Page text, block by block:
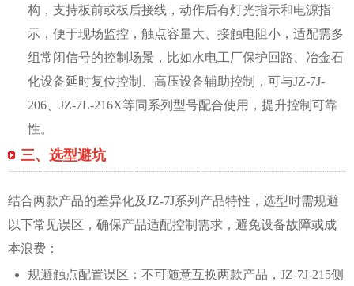
构，支持板前或板后接线，动作后有灯光指示和电源指
示，便于现场监控，触点容量大、接触电阻小，适配需多
组常闭信号的控制场景，比如水电工厂保护回路、冶金石
化设备延时复位控制、高压设备辅助控制，可与JZ-7J-
206、JZ-7L-216X等同系列型号配合使用，提升控制可靠
性。
三、选型避坑
结合两款产品的差异化及JZ-7J系列产品特性，选型时需规避
以下常见误区，确保产品适配控制需求，避免设备故障或成
本浪费：
规避触点配置误区：不可随意互换两款产品，JZ-7J-215侧